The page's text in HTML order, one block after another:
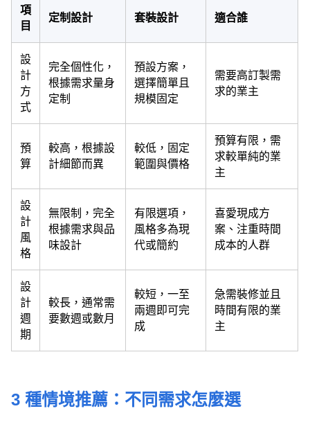
項
目
定制設計 套裝設計 適合誰
設
計
方
式
完全個性化，
根據需求量身
定制
預設方案，
選擇簡單且
規模固定
需要高訂製需
求的業主
預
算
較高，根據設
計細節而異
較低，固定
範圍與價格
預算有限，需
求較單純的業
主
設
計
風
格
無限制，完全
根據需求與品
味設計
有限選項，
風格多為現
代或簡約
喜愛現成方
案、注重時間
成本的人群
設
計
週
期
較長，通常需
要數週或數月
較短，一至
兩週即可完
成
急需裝修並且
時間有限的業
主
3 種情境推薦：不同需求怎麼選